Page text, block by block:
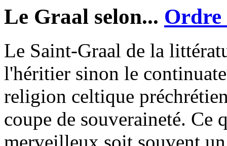
Le Graal selon...
Le Saint-Graal de la
l'héritier sinon le
religion celtique
coupe de souveraineté. Ce